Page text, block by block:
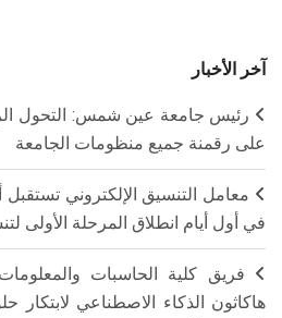
آخر الأخبار
رئيس جامعة عين شمس: التحول
على رقمنة جميع منظومات الجامعة
في أول أيام انطلاق المرحلة الأولى
فريق كلية الحاسبات
هاكاثون الذكاء الاصطناعي